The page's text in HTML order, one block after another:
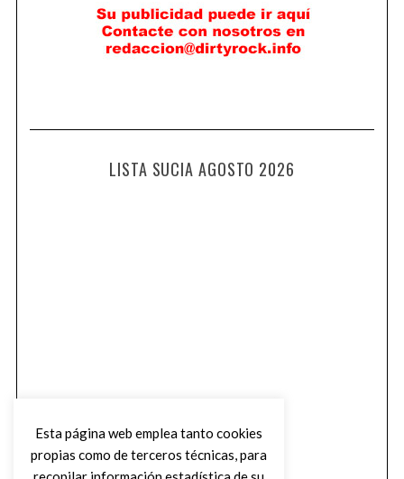
LISTA SUCIA AGOSTO 2026
Esta página web emplea tanto cookies
propias como de terceros técnicas, para